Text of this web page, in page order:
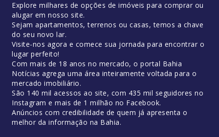
Explore milhares de opções de imóveis para comprar ou
alugar em nosso site.
Sejam apartamentos, terrenos ou casas, temos a chave
do seu novo lar.
Visite-nos agora e comece sua jornada para encontrar o
lugar perfeito!
Com mais de 18 anos no mercado, o portal Bahia
Notícias agrega uma área inteiramente voltada para o
mercado imobiliário.
São 140 mil acessos ao site, com 435 mil seguidores no
Instagram e mais de 1 milhão no Facebook.
Anúncios com credibilidade de quem já apresenta o
melhor da informação na Bahia.